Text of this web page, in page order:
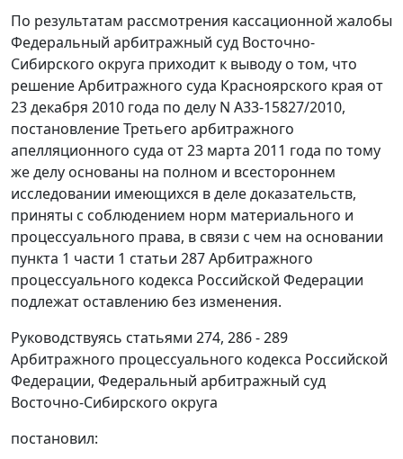
По результатам рассмотрения кассационной жалобы
Федеральный арбитражный суд Восточно-
Сибирского округа приходит к выводу о том, что
решение Арбитражного суда Красноярского края от
23 декабря 2010 года по делу N А33-15827/2010,
постановление Третьего арбитражного
апелляционного суда от 23 марта 2011 года по тому
же делу основаны на полном и всестороннем
исследовании имеющихся в деле доказательств,
приняты с соблюдением норм материального и
процессуального права, в связи с чем на основании
пункта 1 части 1 статьи 287Арбитражного
процессуального кодекса Российской Федерации
подлежат оставлению без изменения.
Руководствуясь статьями 274, 286 - 289
Арбитражного процессуального кодекса Российской
Федерации, Федеральный арбитражный суд
Восточно-Сибирского округа
постановил: